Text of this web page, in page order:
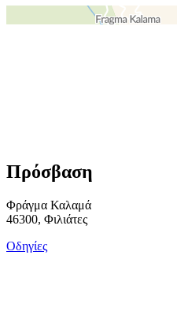
Πρόσβαση
Φράγμα Καλαμά
46300, Φιλιάτες
Οδηγίες